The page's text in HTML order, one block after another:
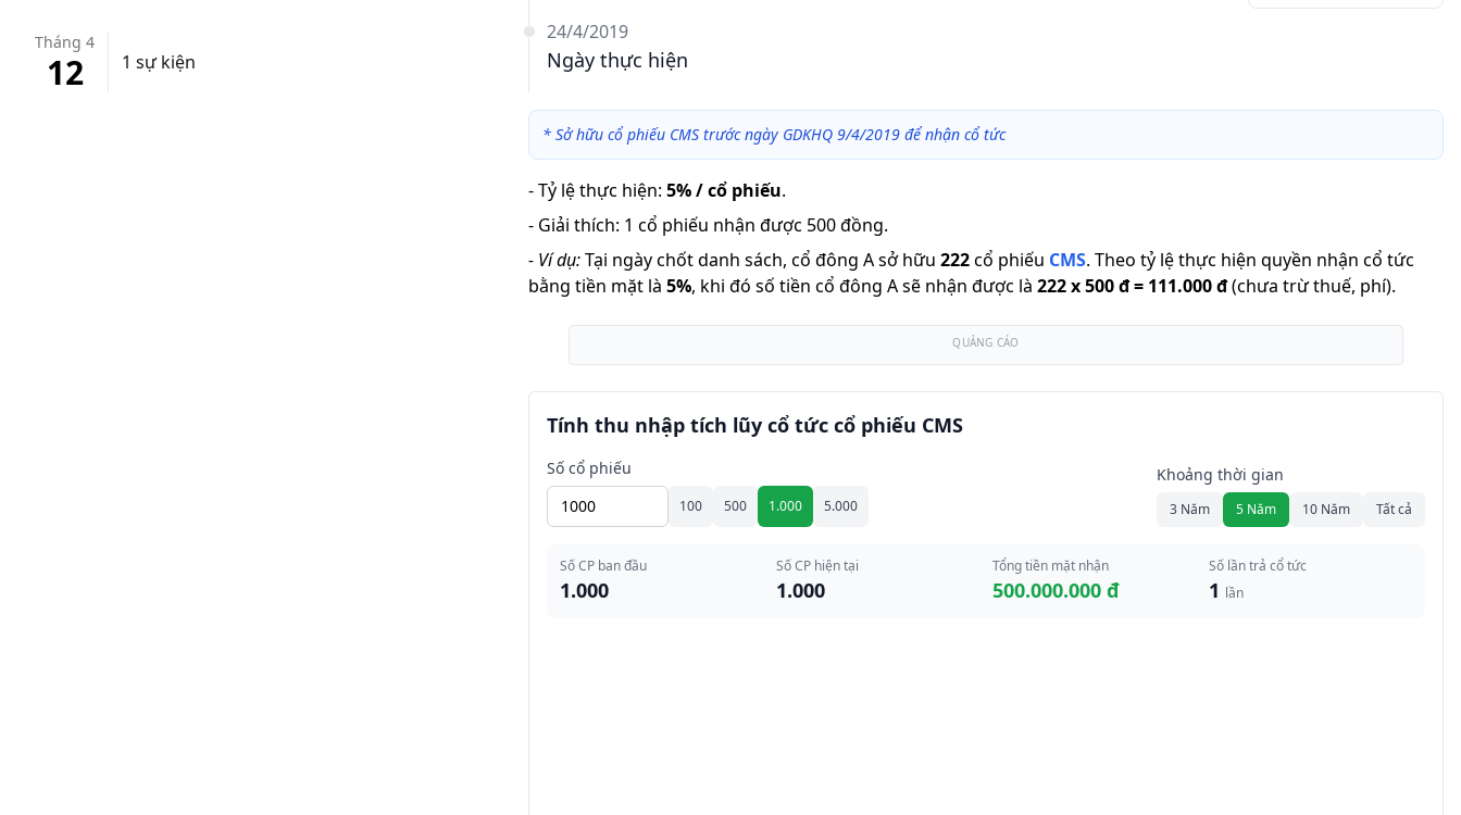
Tháng 4
12 1 sự kiện
24/4/2019
Ngày thực hiện
* Sở hữu cổ phiếu CMS trước ngày GDKHQ 9/4/2019 để nhận cổ tức
-Tỷ lệ thực hiện: 5% / cổ phiếu.
- Giải thích: 1 cổ phiếu nhận được 500 đồng.
- Ví dụ:Tại ngày chốt danh sách, cổ đông A sở hữu 222cổ phiếu CMS. Theo tỷ lệ thực hiện quyền nhận cổ tức
bằng tiền mặt là 5%, khi đó số tiền cổ đông A sẽ nhận được là 222x500 đ= 111.000 đ(chưa trừ thuế, phí).
QUẢNG CÁO
Tính thu nhập tích lũy cổ tức cổ phiếu CMS
Số cổ phiếu
100 500 1.000 5.000
Khoảng thời gian
3 Năm 5 Năm 10 Năm Tất cả
Số CP ban đầu
1.000
Số CP hiện tại
1.000
Tổng tiền mặt nhận
500.000.000 đ
Số lần trả cổ tức
1 lần